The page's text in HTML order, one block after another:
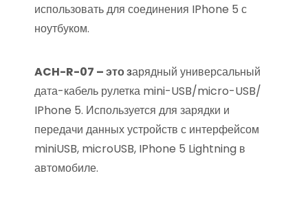
использовать для соединения IPhone 5 с
ноутбуком.
ACH-R-07 – это зарядный универсальный
дата-кабель рулетка mini-USB/micro-USB/
IPhone 5. Используется для зарядки и
передачи данных устройств с интерфейсом
miniUSB, microUSB, IPhone 5 Lightning в
автомобиле.